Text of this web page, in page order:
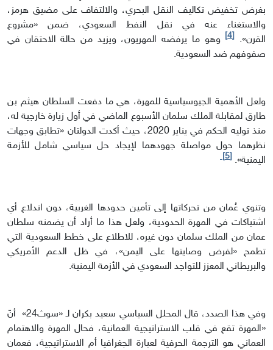
بغرض تخفيض تكاليف النقل البحري، والالتفاف على مضيق هرمز،
والاستغناء عنه في نقل النفط السعودي، ضمن «مشروع
القرن».
وهو ما يرفضه المهريون، ويزيد من حالة الاحتقان في
صفوفهم ضد السعودية.
ولعل الأهمية الجيوسياسية للمهرة، هي ما دفعت السلطان هيثم بن
طارق لمقابلة الملك سلمان الأسبوع الماضي في أول زيارة خارجية له،
منذ توليه الحكم في يناير 2020، حيث أكدت الدولتان «تطابق وجهات
نظرهما حول مواصلة جهودهما لإيجاد حل سياسي شامل للأزمة
اليمنية».
وتنوي عُمان من تحركاتها إلى تأمين حدودها الغربية، دون اندلاع أي
اشتباكات في المهرة الحدودية، ولعل هذا ما أراد أن يضمنه سلطان
عمان من الملك سلمان دون غيره، للاطلاع على خطط السعودية التي
تطمح «لفرض وصايتها على اليمن»، في ظل الدعم الأمريكي
والبريطاني المعزز للتواجد السعودي في الأزمة اليمنية.
وفي هذا الصدد، قال المحلل السياسي سعيد بكران لـ «سوث24» أنّ
«المهرة تقع في قلب الاستراتيجية العمانية، فحال المهرة والاهتمام
العماني هو الترجمة الحرفية لعبارة الجغرافيا أم الاستراتيجية، فعمان